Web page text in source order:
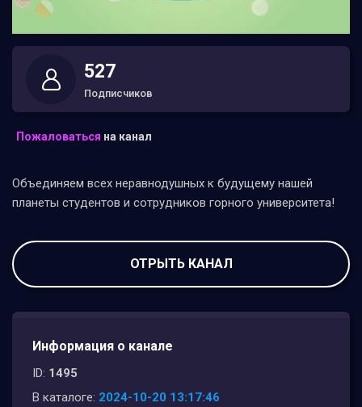
527
Подписчиков
Пожаловаться на канал
Объединяем всех неравнодушных к будущему нашей
планеты студентов и сотрудников горного университета!
ОТРЫТЬ КАНАЛ
Информация о канале
ID: 1495
В каталоге: 2024-10-20 13:17:46